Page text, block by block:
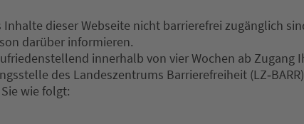
Inhalte dieser Webseite nicht barrierefrei zugänglich
darüber informieren.
innerhalb von vier Wochen ab Zugang
des Landeszentrums Barrierefreiheit
wie folgt: